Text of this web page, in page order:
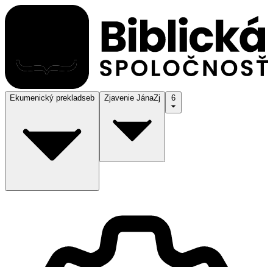
Ekumenický prekladseb Zjavenie JánaZj